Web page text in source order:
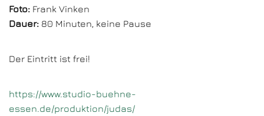
Foto: Frank Vinken
Dauer: 80 Minuten, keine Pause
Der Eintritt ist frei!
https://www.studio-buehne-
essen.de/produktion/judas/